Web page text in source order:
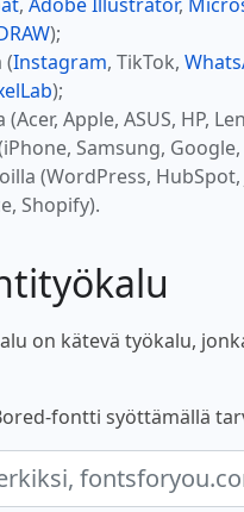
);
(Instagram, TikTok,
);
Apple, ASUS, HP,
Samsung,
(WordPress,
Shopify).
on kätevä työkalu,
fontti syöttämällä